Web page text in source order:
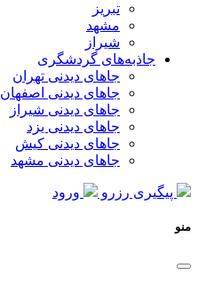
تبریز
مشهد
شیراز
جاذبه‌های گردشگری
جاهای دیدنی تهران
جاهای دیدنی اصفهان
جاهای دیدنی شیراز
جاهای دیدنی یزد
جاهای دیدنی کیش
جاهای دیدنی مشهد
پیگیری رزرو ورود
منو